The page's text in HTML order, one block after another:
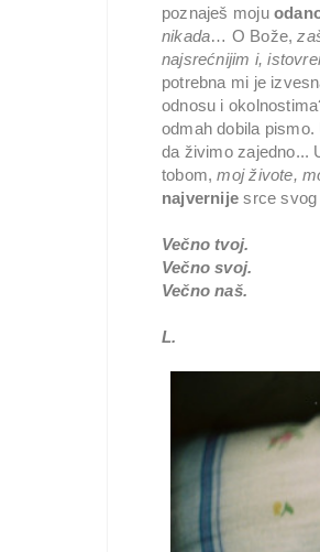
poznaješ moju
nikada… O Bože,
najsrećnijim i,
potrebna mi je
odnosu i
odmah dobila
da živimo zajedno...
tobom,moj živote,
najvernijesrce svog
Večno tvoj.
Večno svoj.
Večno naš.
L.